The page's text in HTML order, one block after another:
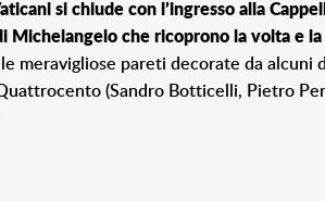
si chiude con l’ingresso alla
Michelangelo che ricoprono la volta e
meravigliose pareti decorate da alcuni
(Sandro Botticelli, Pietro